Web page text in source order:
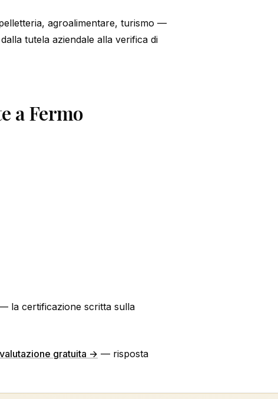
agroalimentare, turismo —
tutela aziendale alla verifica di
a Fermo
la certificazione scritta sulla
gratuita → — risposta